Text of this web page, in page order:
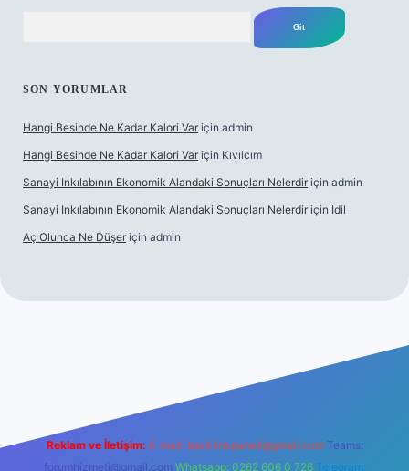
SON YORUMLAR
Hangi Besinde Ne Kadar Kalori Var için admin
Hangi Besinde Ne Kadar Kalori Var için Kıvılcım
Sanayi Inkılabının Ekonomik Alandaki Sonuçları Nelerdir için admin
Sanayi Inkılabının Ekonomik Alandaki Sonuçları Nelerdir için İdil
Aç Olunca Ne Düşer için admin
Reklam ve İletişim: E-mail: backlinkpaneli@gmail.com Teams:
forumhizmeti@gmail.com Whatsapp: 0262 606 0 726 Telegram: